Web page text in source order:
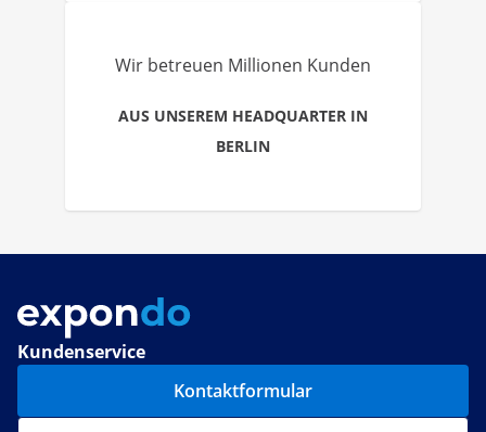
Wir betreuen Millionen Kunden
AUS UNSEREM HEADQUARTER IN
BERLIN
Kundenservice
Kontaktformular